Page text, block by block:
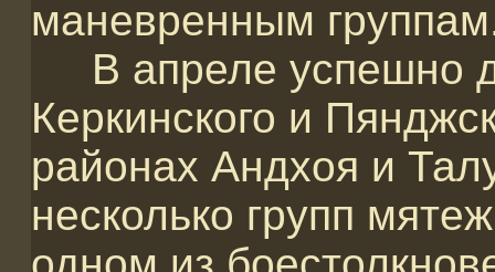
маневренным
В апреле успешно
Керкинского и
районах Андхоя и
несколько групп